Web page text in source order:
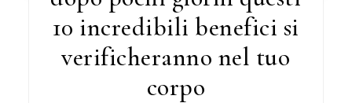
10 incredibili benefici si
verificheranno nel tuo
corpo